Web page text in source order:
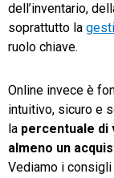
dell’inventario,
soprattutto la
ruolo chiave.
Online invece è
intuitivo, sicuro e
la percentuale
almeno un
Vediamo i